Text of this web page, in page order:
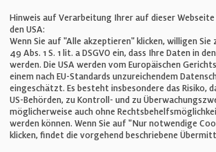
Cookie-Einstellungen
AGB
Hinweis auf Verarbeitung Ihrer auf dieser
den USA:
Wenn Sie auf "Alle akzeptieren" klicken, willigen Sie
49 Abs. 1 S. 1 lit. a DSGVO ein, dass Ihre Daten in
werden. Die USA werden vom Europäischen
einem nach EU-Standards unzureichendem
eingeschätzt. Es besteht insbesondere das Risiko,
US-Behörden, zu Kontroll- und zu
möglicherweise auch ohne
werden können. Wenn Sie auf "Nur notwendige
klicken, findet die vorgehend beschriebene